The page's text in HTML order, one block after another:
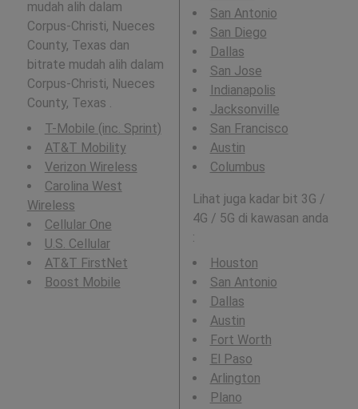
mudah alih dalam
Corpus-Christi, Nueces
County, Texas dan
bitrate mudah alih dalam
Corpus-Christi, Nueces
County, Texas .
T-Mobile (inc. Sprint)
AT&T Mobility
Verizon Wireless
Carolina West
Wireless
Cellular One
U.S. Cellular
AT&T FirstNet
Boost Mobile
San Antonio
San Diego
Dallas
San Jose
Indianapolis
Jacksonville
San Francisco
Austin
Columbus
Lihat juga kadar bit 3G /
4G / 5G di kawasan anda
:
Houston
San Antonio
Dallas
Austin
Fort Worth
El Paso
Arlington
Plano